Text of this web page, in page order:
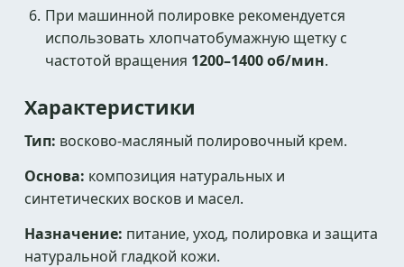
При машинной полировке рекомендуется
использовать хлопчатобумажную щетку с
частотой вращения 1200–1400 об/мин.
Характеристики
Тип: восково-масляный полировочный крем.
Основа: композиция натуральных и
синтетических восков и масел.
Назначение: питание, уход, полировка и защита
натуральной гладкой кожи.